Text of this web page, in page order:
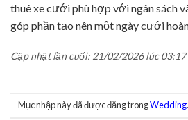
thuê xe cưới phù hợp với ngân sách
góp phần tạo nên một ngày cưới
Cập nhật lần cuối: 21/02/2026 lúc
Mục nhập này đã được đăng trongWedding